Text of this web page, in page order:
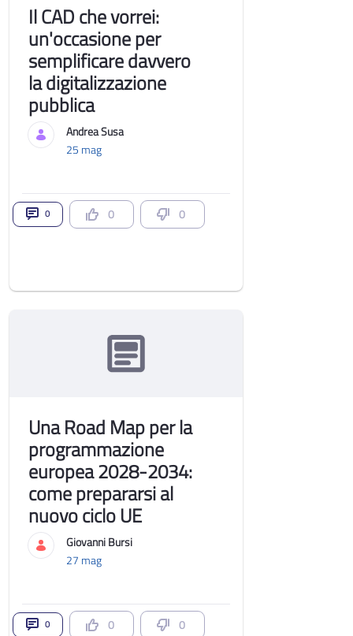
Il CAD che vorrei:
un'occasione per
semplificare davvero
la digitalizzazione
pubblica
Andrea Susa
25 mag
0 0 0
Una Road Map per la
programmazione
europea 2028-2034:
come prepararsi al
nuovo ciclo UE
Giovanni Bursi
27 mag
0 0 0